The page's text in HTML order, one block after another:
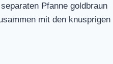
Pfanne goldbraun
mit den knusprigen